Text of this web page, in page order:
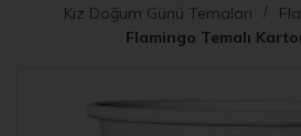
Kız Doğum Günü Temaları
Flamingo Temalı